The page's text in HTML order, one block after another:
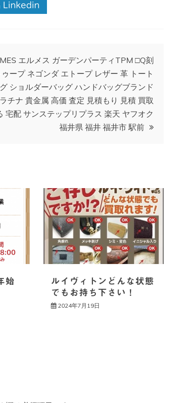
Linkedin
エルメス ガーデンパーティTPM □Q刻
ープ ネゴンダ エトープ レザー 革 トート
ショルダーバッグ ハンドバッグブランド
チナ 貴金属 高価 査定 見積もり 見積 買取
宅配 サンステップリプラス 楽天 ヤフオク
福井県 福井 福井市 駅前
始
ルイヴィトンどんな状態
でもお持ち下さい！
2024年7月19日